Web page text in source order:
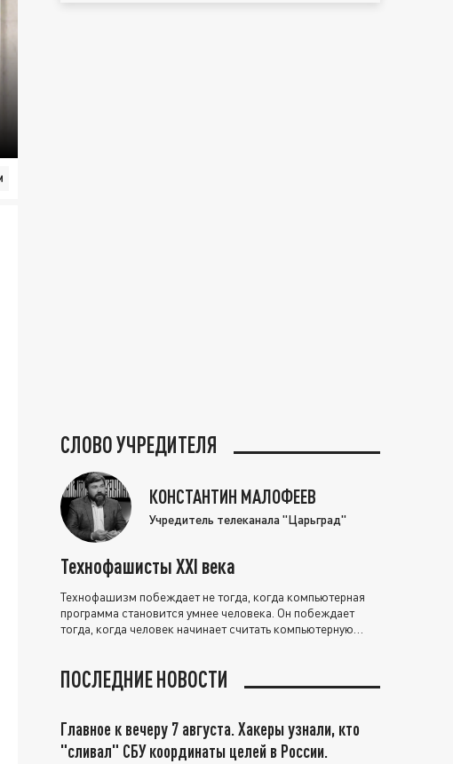
СЛОВО УЧРЕДИТЕЛЯ
КОНСТАНТИН МАЛОФЕЕВ
Учредитель телеканала "Царьград"
Технофашисты XXI века
Технофашизм побеждает не тогда, когда компьютерная
программа становится умнее человека. Он побеждает
тогда, когда человек начинает считать компьютерную
ПОСЛЕДНИЕ НОВОСТИ
Главное к вечеру 7 августа. Хакеры узнали, кто
"сливал" СБУ координаты целей в России.